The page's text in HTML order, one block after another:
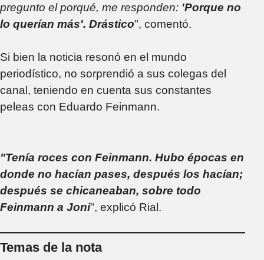
pregunto el porqué, me responden: 'Porque no
lo querían más'. Drástico", comentó.
Si bien la noticia resonó en el mundo
periodístico, no sorprendió a sus colegas del
canal, teniendo en cuenta sus constantes
peleas con Eduardo Feinmann.
"Tenía roces con Feinmann. Hubo épocas en
donde no hacían pases, después los hacían;
después se chicaneaban, sobre todo
Feinmann a Joni", explicó Rial.
Temas de la nota